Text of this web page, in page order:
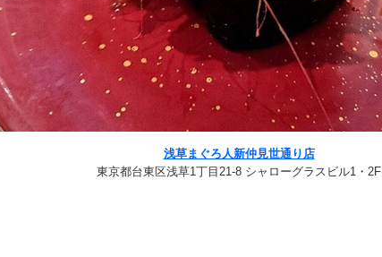
浅草まぐろ人新仲見世通り店
東京都台東区浅草1丁目21-8 シャローグラスビル1・2F